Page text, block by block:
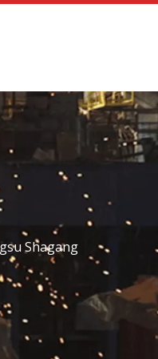
Shagang